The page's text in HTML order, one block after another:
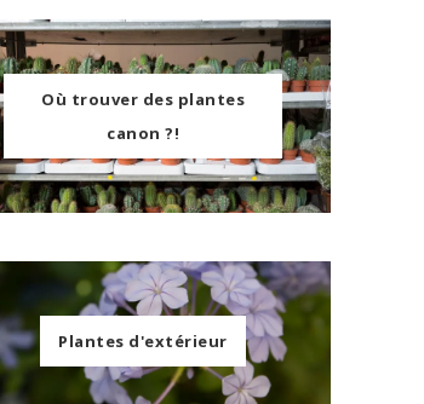
Où trouver des plantes
canon ?!
Plantes d'extérieur